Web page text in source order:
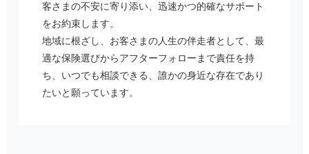
客さまの不安に寄り添い、迅速かつ的確なサポート
をお約束します。
地域に根ざし、お客さまの人生の伴走者として、最
適な保険選びからアフターフォローまで責任を持
ち、いつでも相談できる、誰かの身近な存在であり
たいと願っています。